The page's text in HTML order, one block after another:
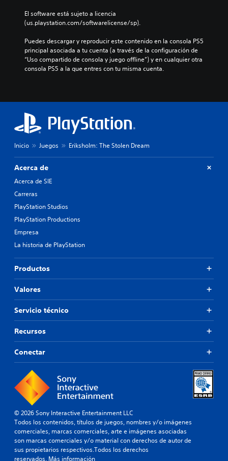
El software está sujeto a licencia
(us.playstation.com/softwarelicense/sp).
Puedes descargar y reproducir este contenido en la consola PS5
principal asociada a tu cuenta (a través de la configuración de
“Uso compartido de consola y juego offline”) y en cualquier otra
consola PS5 a la que entres con tu misma cuenta.
Inicio Juegos Eriksholm: The Stolen Dream
Acerca de
Acerca de SIE
Carreras
PlayStation Studios
PlayStation Productions
Empresa
La historia de PlayStation
Productos
Valores
Servicio técnico
Recursos
Conectar
© 2026 Sony Interactive Entertainment LLC
Todos los contenidos, títulos de juegos, nombres y/o imágenes
comerciales, marcas comerciales, arte e imágenes asociadas
son marcas comerciales y/o material con derechos de autor de
sus propietarios respectivos.Todos los derechos
reservados. Más información